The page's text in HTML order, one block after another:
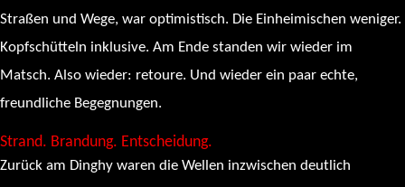
Straßen und Wege, war optimistisch. Die Einheimischen weniger.
Kopfschütteln inklusive. Am Ende standen wir wieder im
Matsch. Also wieder: retoure. Und wieder ein paar echte,
freundliche Begegnungen.
Strand. Brandung. Entscheidung.
Zurück am Dinghy waren die Wellen inzwischen deutlich